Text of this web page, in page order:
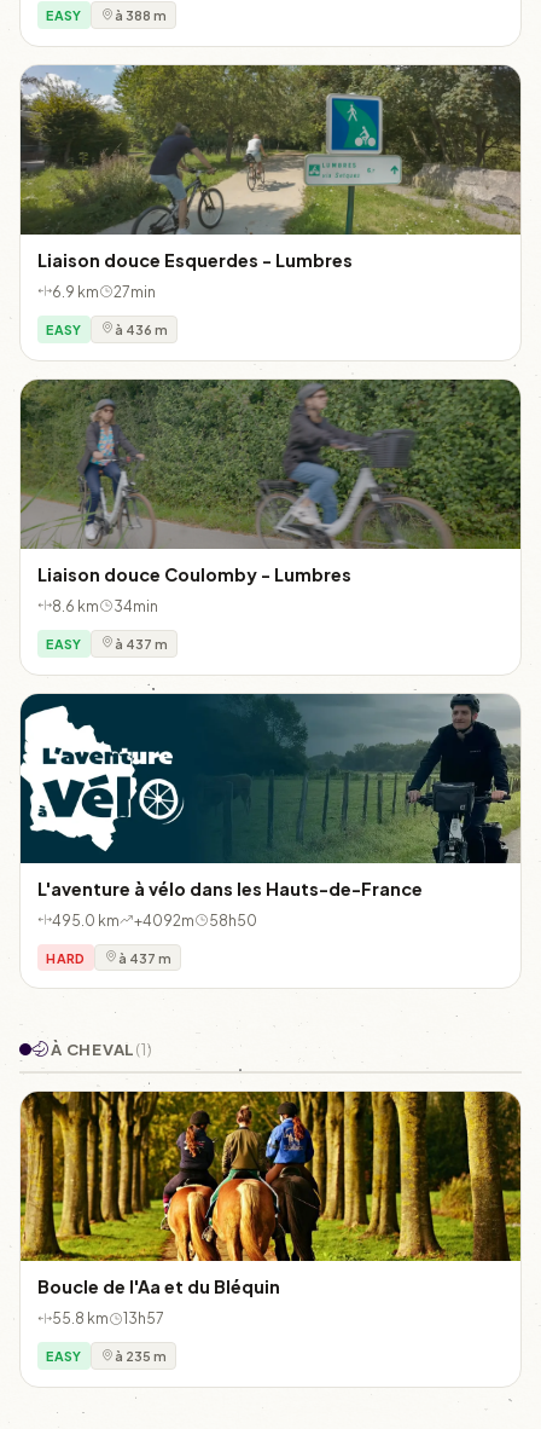
EASY à 388 m
Liaison douce Esquerdes - Lumbres
6.9 km 27min
EASY à 436 m
Liaison douce Coulomby - Lumbres
8.6 km 34min
EASY à 437 m
L'aventure à vélo dans les Hauts-de-France
495.0 km +4092m 58h50
HARD à 437 m
À CHEVAL(1)
Boucle de l'Aa et du Bléquin
55.8 km 13h57
EASY à 235 m